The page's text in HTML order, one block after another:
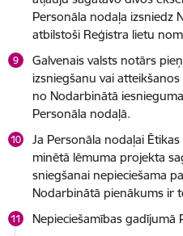
Personāla nodaļa izsniedz
atbilstoši Reģistra lietu
Galvenais valsts notārs
izsniegšanu vai
no Nodarbinātā
Personāla nodaļā.
Ja Personāla nodaļai
minētā lēmuma projekta
sniegšanai nepieciešama
Nodarbinātā pienākums ir
Nepieciešamības